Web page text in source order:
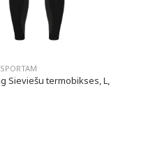
Sieviešu termobikses, L,